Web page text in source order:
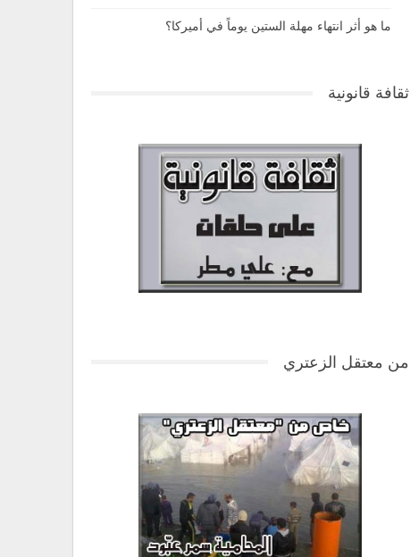
ما هو أثر انتهاء مهلة الستين يوماً في أميركا؟
ثقافة قانونية
من معتقل الزعتري